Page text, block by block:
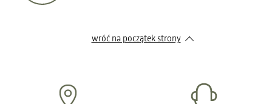
wróć na początek strony